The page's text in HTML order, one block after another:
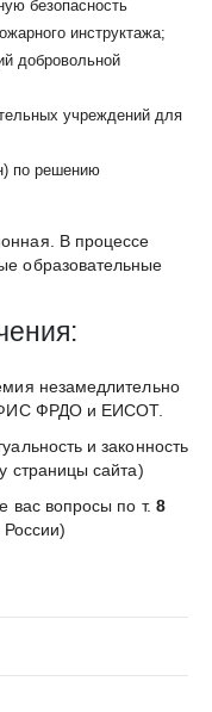
безопасность
инструктажа;
добровольной
учреждений для
по решению
В процессе
образовательные
незамедлительно
ФИС ФРДО и ЕИСОТ.
и законность
страницы сайта)
вас вопросы по т. 8